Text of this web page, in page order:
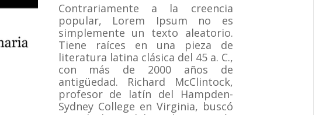
Contrariamente a la creencia
popular, Lorem Ipsum no es
simplemente un texto aleatorio.
Tiene raíces en una pieza de
literatura latina clásica del 45 a. C.,
con más de 2000 años de
antigüedad.
Richard McClintock,
profesor de latín del Hampden-
Sydney College en Virginia, buscó